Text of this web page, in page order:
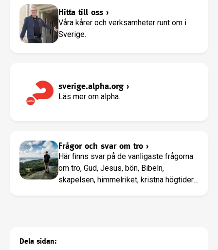
Hitta till oss ›
Våra kårer och verksamheter runt om i
Sverige.
sverige.alpha.org ›
Läs mer om alpha.
Frågor och svar om tro ›
Här finns svar på de vanligaste frågorna
om tro, Gud, Jesus, bön, Bibeln,
skapelsen, himmelriket, kristna högtider
Dela sidan: